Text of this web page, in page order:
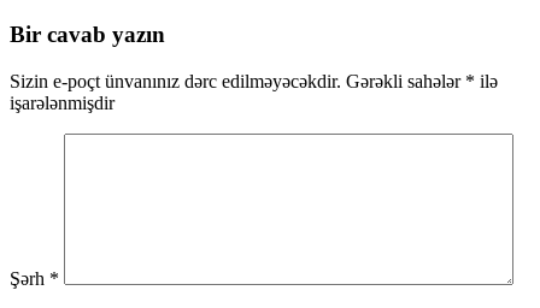
Bir cavab yazın
Sizin e-poçt ünvanınız dərc edilməyəcəkdir. Gərəkli sahələr * ilə
işarələnmişdir
Şərh *